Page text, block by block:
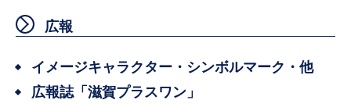
広報
イメージキャラクター・シンボルマーク・他
広報誌「滋賀プラスワン」